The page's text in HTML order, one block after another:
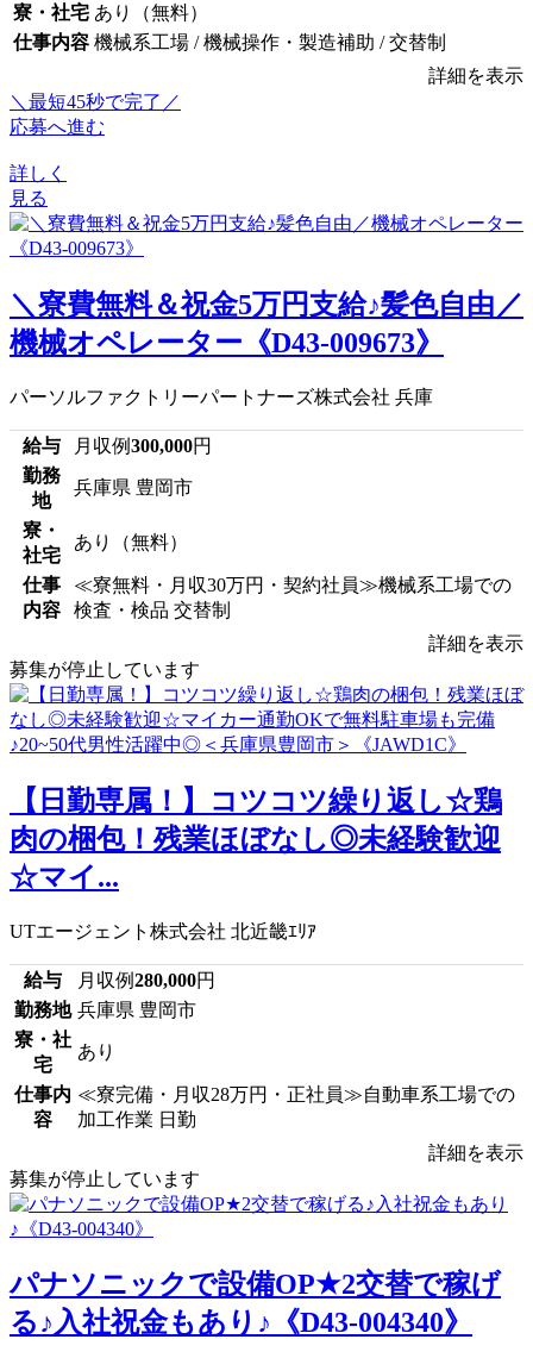
寮・社宅 あり（無料）
仕事内容 機械系工場 / 機械操作・製造補助 / 交替制
詳細を表示
＼最短45秒で完了／
応募へ進む
詳しく
見る
＼寮費無料＆祝金5万円支給♪髪色自由／
機械オペレーター《D43-009673》
パーソルファクトリーパートナーズ株式会社 兵庫
給与 月収例300,000円
勤務
地
兵庫県 豊岡市
寮・
社宅
あり（無料）
仕事
内容
≪寮無料・月収30万円・契約社員≫機械系工場での
検査・検品 交替制
詳細を表示
募集が停止しています
【日勤専属！】コツコツ繰り返し☆鶏
肉の梱包！残業ほぼなし◎未経験歓迎
☆マイ...
UTエージェント株式会社 北近畿ｴﾘｱ
給与 月収例280,000円
勤務地 兵庫県 豊岡市
寮・社
宅
あり
仕事内
容
≪寮完備・月収28万円・正社員≫自動車系工場での
加工作業 日勤
詳細を表示
募集が停止しています
パナソニックで設備OP★2交替で稼げ
る♪入社祝金もあり♪《D43-004340》